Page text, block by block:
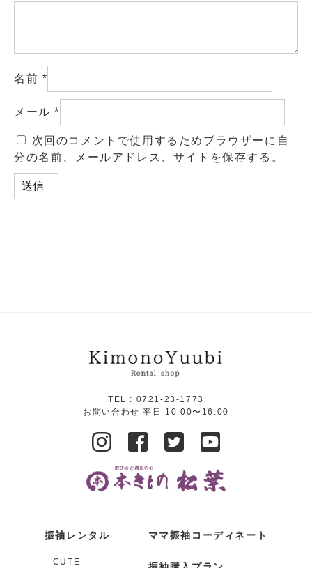
名前 *
メール*
次回のコメントで使用するためブラウザーに自
分の名前、メールアドレス、サイトを保存する。
TEL : 0721-23-1773
お問い合わせ 平日 10:00〜16:00
振袖レンタル
CUTE
ママ振袖コーディネート